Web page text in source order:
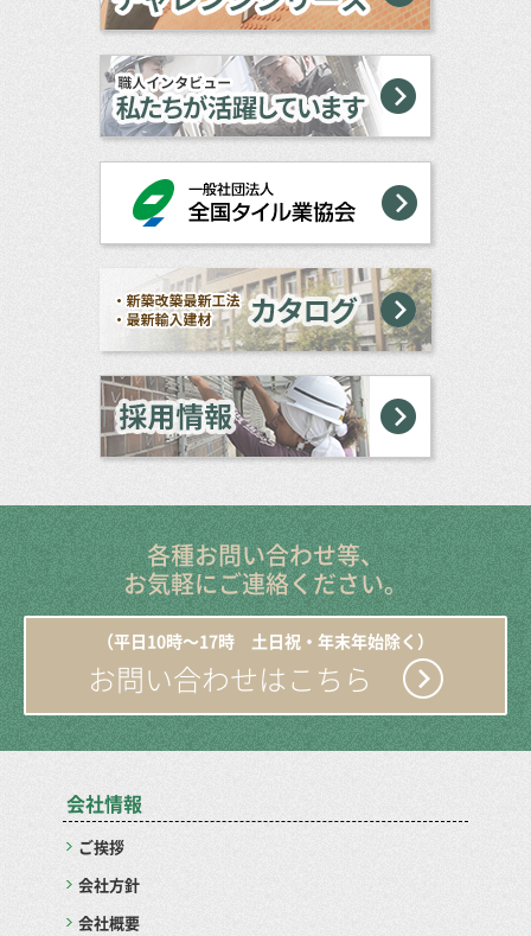
各種お問い合わせ等、
お気軽にご連絡ください。
（平日10時〜17時 土日祝・年末年始除く）
お問い合わせはこちら
会社情報
ご挨拶
会社方針
会社概要